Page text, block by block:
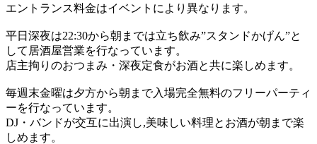
エントランス料金はイベントにより異なります。
平日深夜は22:30から朝までは立ち飲み”スタンドかげん”と
して居酒屋営業を行なっています。
店主拘りのおつまみ・深夜定食がお酒と共に楽しめます。
毎週末金曜は夕方から朝まで入場完全無料のフリーパーティ
ーを行なっています。
DJ・バンドが交互に出演し,美味しい料理とお酒が朝まで楽
しめます。